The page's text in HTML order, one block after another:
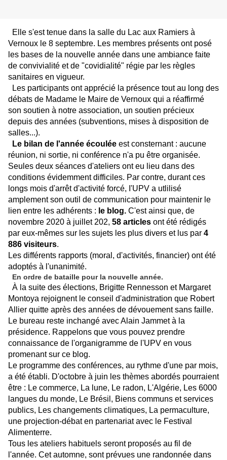
Elle s'est tenue dans la salle du Lac aux Ramiers à
Vernoux le 8 septembre. Les membres présents ont posé
les bases de la nouvelle année dans une ambiance faite
de convivialité et de "covidialité" régie par les règles
sanitaires en vigueur.
Les participants ont apprécié la présence tout au long des
débats de Madame le Maire de Vernoux qui a réaffirmé
son soutien à notre association, un soutien précieux
depuis des années (subventions, mises à disposition de
salles...).
Le bilan de l'année écoulée est consternant : aucune
réunion, ni sortie, ni conférence n'a pu être organisée.
Seules deux séances d'ateliers ont eu lieu dans des
conditions évidemment difficiles. Par contre, durant ces
longs mois d'arrêt d'activité forcé, I'UPV a utlilisé
amplement son outil de communication pour maintenir le
lien entre les adhérents : le blog. C'est ainsi que, de
novembre 2020 à juillet 202, 58 articles ont été rédigés
par eux-mêmes sur les sujets les plus divers et lus par 4
886 visiteurs.
Les différents rapports (moral, d'activités, financier) ont été
adoptés à l'unanimité.
En ordre de bataille pour la nouvelle année.
À la suite des élections, Brigitte Rennesson et Margaret
Montoya rejoignent le conseil d'administration que Robert
Allier quitte après des années de dévouement sans faille.
Le bureau reste inchangé avec Alain Jammet à la
présidence. Rappelons que vous pouvez prendre
connaissance de l'organigramme de l'UPV en vous
promenant sur ce blog.
Le programme des conférences, au rythme d'une par mois,
a été établi. D'octobre à juin les thèmes abordés pourraient
être : Le commerce, La lune, Le radon, L'Algérie, Les 6000
langues du monde, Le Brésil, Biens communs et services
publics, Les changements climatiques, La permaculture,
une projection-débat en partenariat avec le Festival
Alimenterre.
Tous les ateliers habituels seront proposés au fil de
l'année. Cet automne, sont prévues une randonnée dans